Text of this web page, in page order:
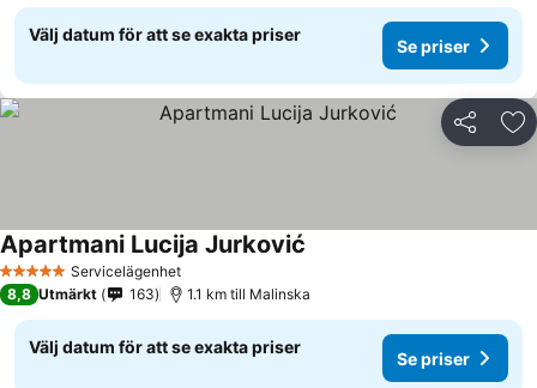
Välj datum för att se exakta priser
Se priser
Dela
5 Stjärnor Servicelägenhet
Apartmani Lucija Jurković
8,8 Utmärkt 163 1.1 km till Malinska
Välj datum för att se exakta priser
Se priser